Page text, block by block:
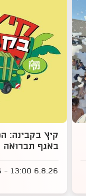
קיץ בקבינה:
באגף תברואה
6.8.26 13:00 - 7.8.26 16:00